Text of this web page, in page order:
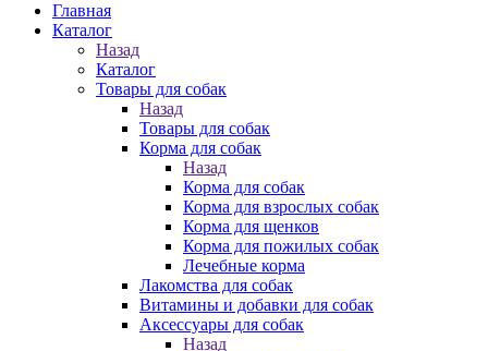
Главная
Каталог
Назад
Каталог
Товары для собак
Назад
Товары для собак
Корма для собак
Назад
Корма для собак
Корма для взрослых собак
Корма для щенков
Корма для пожилых собак
Лечебные корма
Лакомства для собак
Витамины и добавки для собак
Аксессуары для собак
Назад